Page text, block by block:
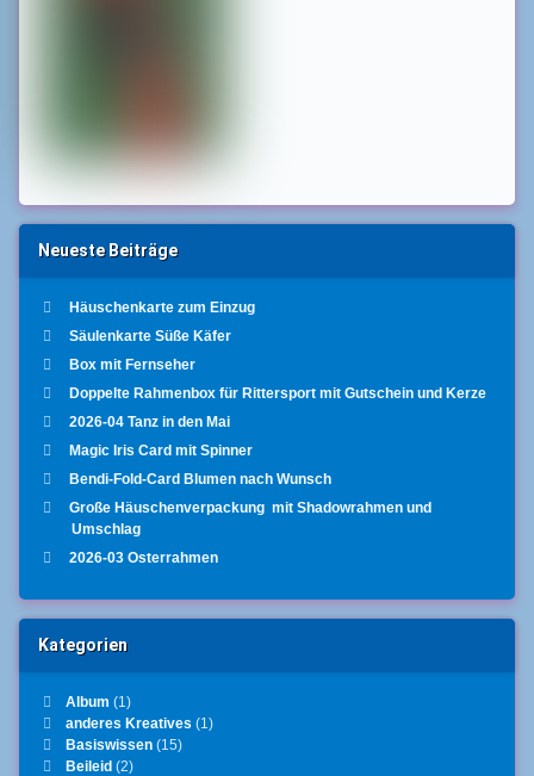
Neueste Beiträge
Häuschenkarte zum Einzug
Säulenkarte Süße Käfer
Box mit Fernseher
Doppelte Rahmenbox für Rittersport mit Gutschein und Kerze
2026-04 Tanz in den Mai
Magic Iris Card mit Spinner
Bendi-Fold-Card Blumen nach Wunsch
Große Häuschenverpackung mit Shadowrahmen und
Umschlag
2026-03 Osterrahmen
Kategorien
Album (1)
anderes Kreatives (1)
Basiswissen(15)
Beileid (2)